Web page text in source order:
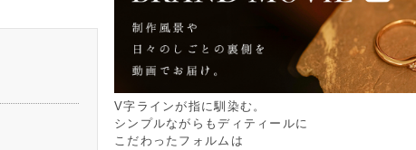
V字ラインが指に馴染む。
シンプルながらもディティールに
こだわったフォルムは